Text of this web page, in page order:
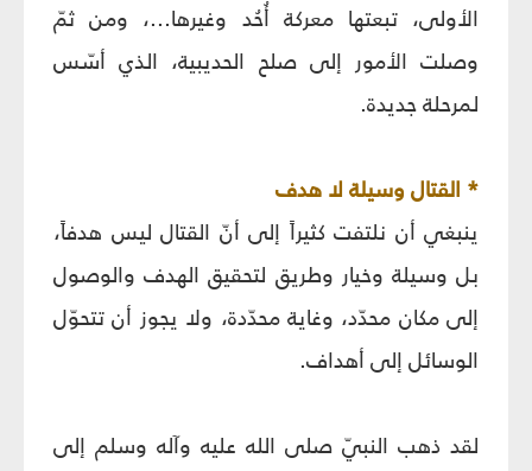
الأولى، تبعتها معركة أُحُد وغيرها...، ومن ثمّ
وصلت الأمور إلى صلح الحديبية، الذي أسّس
لمرحلة جديدة.
* القتال وسيلة لا هدف
ينبغي أن نلتفت كثيراً إلى أنّ القتال ليس هدفاً،
بل وسيلة وخيار وطريق لتحقيق الهدف والوصول
إلى مكان محدّد، وغاية محدّدة، ولا يجوز أن تتحوّل
الوسائل إلى أهداف.
لقد ذهب النبيّ صلى الله عليه وآله وسلم إلى